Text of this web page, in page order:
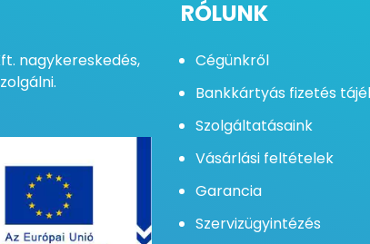
nagykereskedés,
RÓLUNK
Cégünkről
Bankkártyás fizetés
Szolgáltatásaink
Vásárlási feltételek
Garancia
Szervizügyintézés